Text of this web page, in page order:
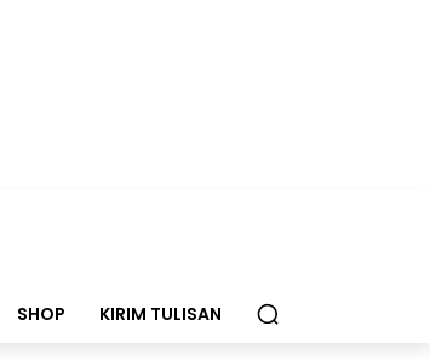
SHOP KIRIM TULISAN